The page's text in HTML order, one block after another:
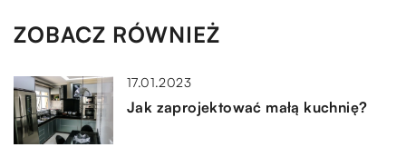
ZOBACZ RÓWNIEŻ
17.01.2023
Jak zaprojektować małą kuchnię?